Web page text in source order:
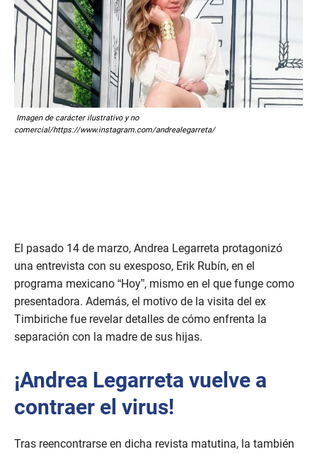
Imagen de carácter ilustrativo y no
comercial/https://www.instagram.com/andrealegarreta/
El pasado 14 de marzo, Andrea Legarreta protagonizó
una entrevista con su exesposo, Erik Rubín, en el
programa mexicano “Hoy”, mismo en el que funge como
presentadora. Además, el motivo de la visita del ex
Timbiriche fue revelar detalles de cómo enfrenta la
separación con la madre de sus hijas.
¡Andrea Legarreta vuelve a
contraer el virus!
Tras reencontrarse en dicha revista matutina, la también